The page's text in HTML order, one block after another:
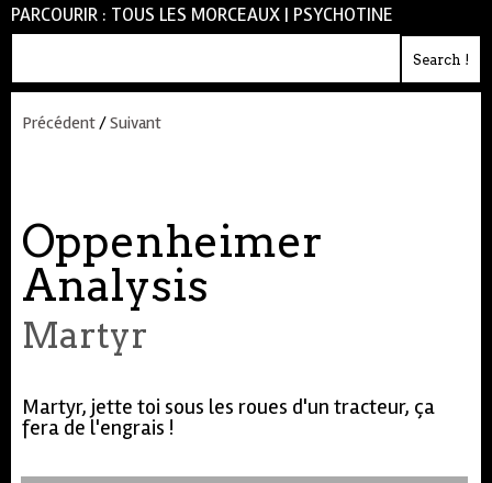
PARCOURIR : TOUS LES MORCEAUX | PSYCHOTINE
Précédent/Suivant
Oppenheimer
Analysis
Martyr
Martyr, jette toi sous les roues d'un tracteur, ça
fera de l'engrais !